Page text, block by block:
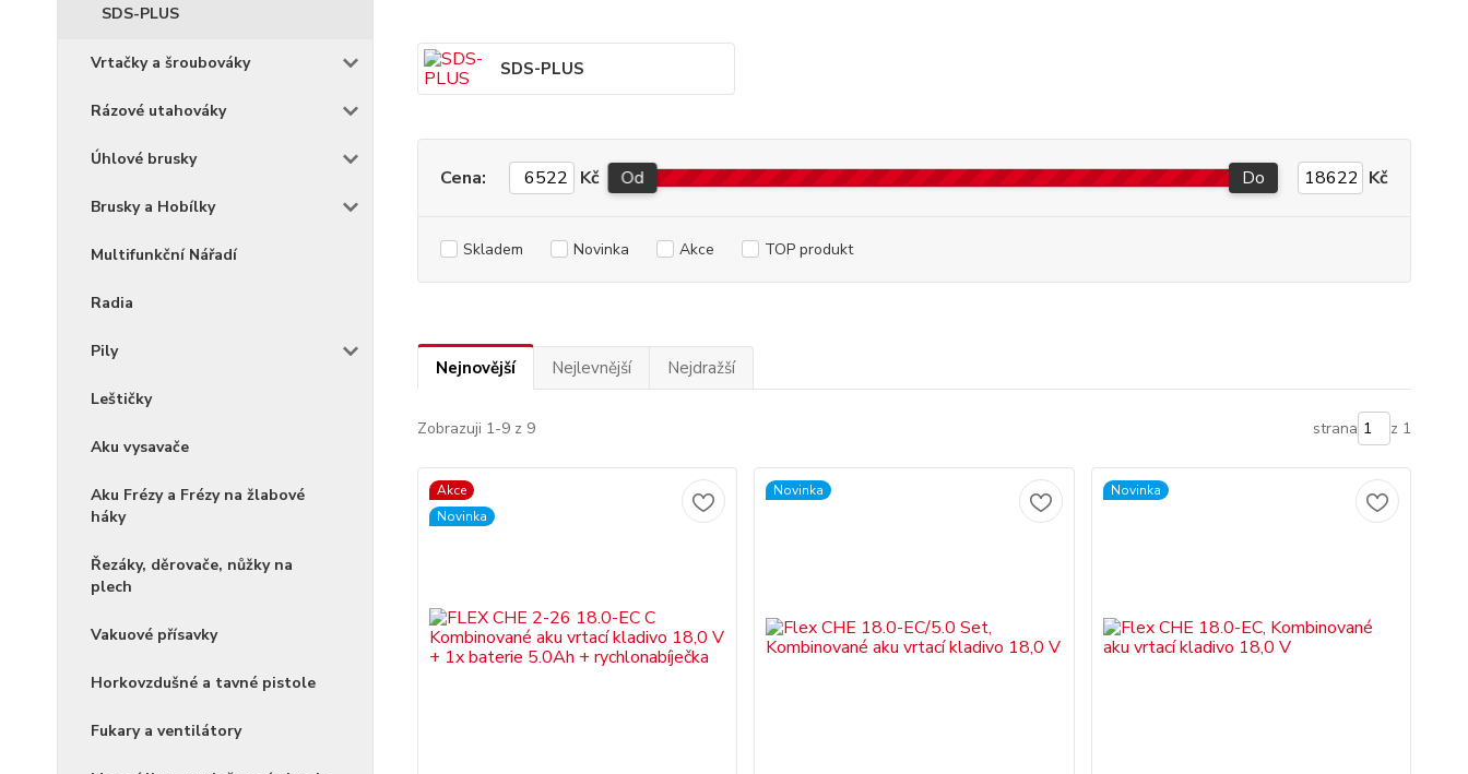
SDS-PLUS
Vrtačky a šroubováky
Rázové utahováky
Úhlové brusky
Brusky a Hobílky
Multifunkční Nářadí
Radia
Pily
Leštičky
Aku vysavače
Aku Frézy a Frézy na žlabové
háky
Řezáky, děrovače, nůžky na
plech
Vakuové přísavky
Horkovzdušné a tavné pistole
Fukary a ventilátory
SDS-PLUS
Cena: Kč Od Do Kč
Skladem Novinka Akce TOP produkt
Nejnovější Nejlevnější Nejdražší
Zobrazuji 1-9 z 9 strana z 1
Akce
Novinka
Novinka Novinka